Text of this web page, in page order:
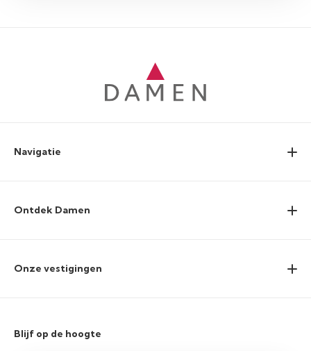
Navigatie
Ontdek Damen
Onze vestigingen
Blijf op de hoogte